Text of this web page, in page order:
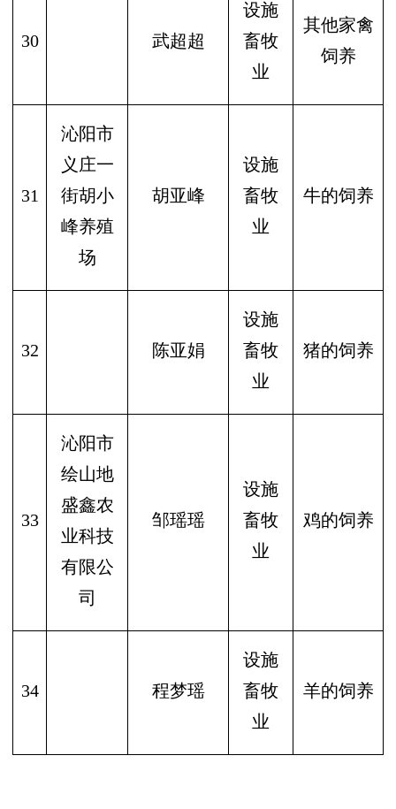
30 武超超
设施
畜牧
业
其他家禽
饲养
31
沁阳市
义庄一
街胡小
峰养殖
场
胡亚峰
设施
畜牧
业
牛的饲养
32 陈亚娟
设施
畜牧
业
猪的饲养
33
沁阳市
绘山地
盛鑫农
业科技
有限公
司
邹瑶瑶
设施
畜牧
业
鸡的饲养
34 程梦瑶
设施
畜牧
业
羊的饲养